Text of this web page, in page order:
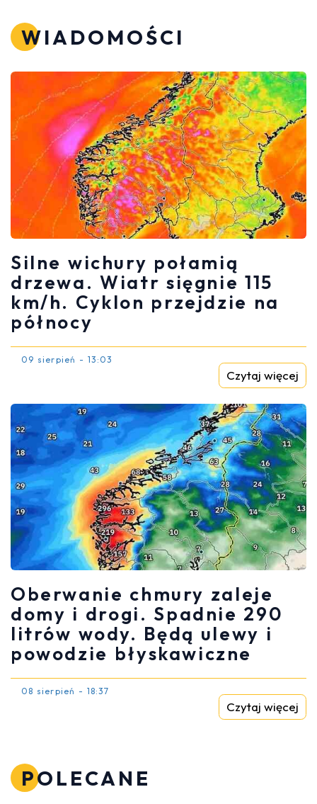
WIADOMOŚCI
Silne wichury połamią
drzewa. Wiatr sięgnie 115
km/h. Cyklon przejdzie na
północy
09 sierpień - 13:03
Czytaj więcej
Oberwanie chmury zaleje
domy i drogi. Spadnie 290
litrów wody. Będą ulewy i
powodzie błyskawiczne
08 sierpień - 18:37
Czytaj więcej
POLECANE